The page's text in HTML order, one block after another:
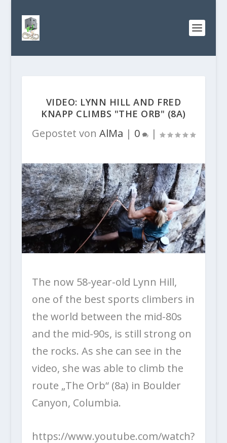
VIDEO: LYNN HILL AND FRED
KNAPP CLIMBS "THE ORB" (8A)
Gepostet von AlMa | 0 |
The now 58-year-old Lynn Hill,
one of the best sports climbers in
the world between the mid-80s
and the mid-90s, is still strong on
the rocks. As she can see in the
video, she was able to climb the
route „The Orb“ (8a) in Boulder
Canyon, Columbia.
https://www.youtube.com/watch?